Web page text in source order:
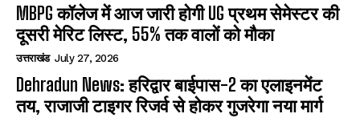
MBPG कॉलेज में आज जारी होगी UG प्रथम सेमेस्टर की
दूसरी मेरिट लिस्ट, 55% तक वालों को मौका
उत्तराखंड July 27, 2026
Dehradun News: हरिद्वार बाईपास-2 का एलाइनमेंट
तय, राजाजी टाइगर रिजर्व से होकर गुजरेगा नया मार्ग